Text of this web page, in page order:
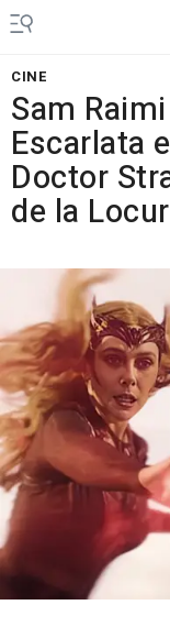
CINE
Sam
Escarlata
Doctor
de la